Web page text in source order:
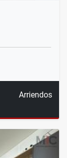
Arriendos